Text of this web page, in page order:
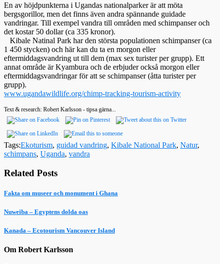
En av höjdpunkterna i Ugandas nationalparker är att möta
bergsgorillor, men det finns även andra spännande guidade
vandringar. Till exempel vandra till områden med schimpanser och
det kostar 50 dollar (ca 335 kronor).
Kibale Natinal Park har den största populationen schimpanser (ca
1 450 stycken) och här kan du ta en morgon eller
eftermiddagsvandring ut till dem (max sex turister per grupp). Ett
annat område är Kyambura och de erbjuder också morgon eller
eftermiddagsvandringar för att se schimpanser (åtta turister per
grupp).
www.ugandawildlife.org/chimp-tracking-tourism-activity
Text & research: Robert Karlsson - tipsa gärna...
Tags:Ekoturism, guidad vandring, Kibale National Park, Natur,
schimpans, Uganda, vandra
Related Posts
Fakta om museer och monument i Ghana
Nuweiba – Egyptens dolda oas
Kanada – Ecotourism Vancouver Island
Om Robert Karlsson